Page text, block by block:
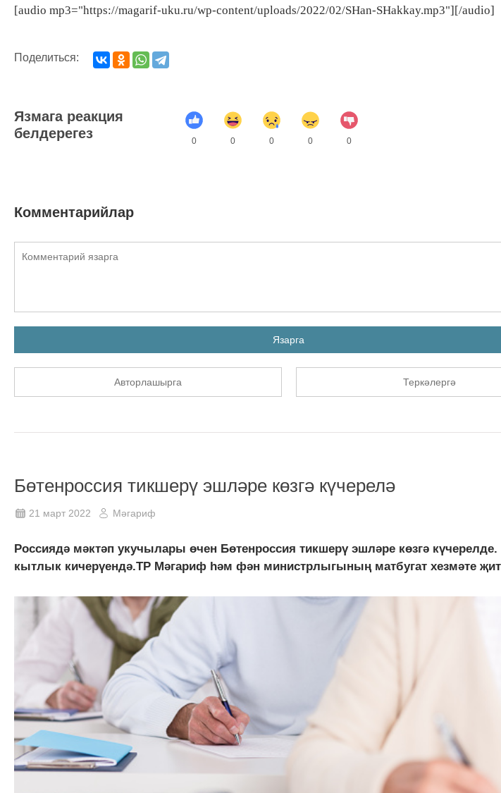
[audio mp3="https://magarif-uku.ru/wp-content/uploads/2022/02/SHan-SHakkay.mp3"][/audio]
Поделиться:
Язмага реакция
белдерегез
0 0 0 0 0
Комментарийлар
Язарга
Авторлашырга Теркәлергә
Бөтенроссия тикшерү эшләре көзгә күчерелә
21 март 2022 Мәгариф
Россиядә мәктәп укучылары өчен Бөтенроссия тикшерү эшләре көзгә күчерелде.
кытлык кичерүендә.ТР Мәгариф һәм фән министрлыгының матбугат хезмәте